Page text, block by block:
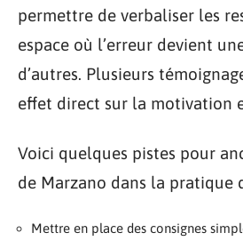
permettre de verbaliser les
espace où l’erreur devient
d’autres. Plusieurs
effet direct sur la motivation
Voici quelques pistes pour
de Marzano dans la pratique
Mettre en place des consignes